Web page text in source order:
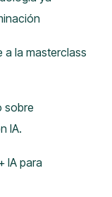
a la masterclass
sobre
IA.
IA para